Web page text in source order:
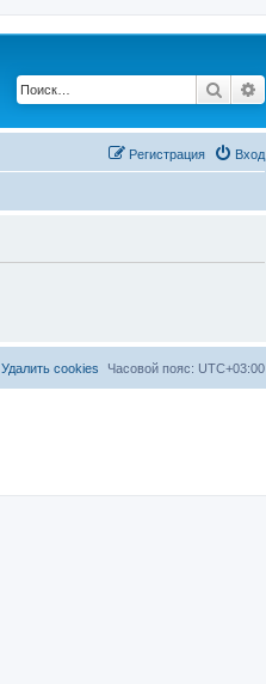
Поиск
Вход
Регистрация
Часовой пояс: UTC+03:00
Удалить cookies